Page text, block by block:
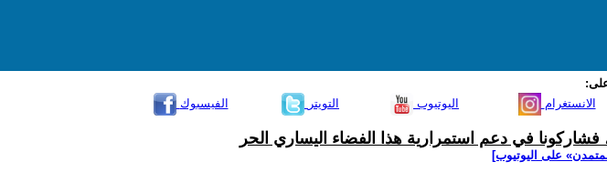
على:
الفيسبوك
التويتر اليوتيوب الانستغرام
فشاركونا في دعم استمرارية هذا الفضاء اليساري الحر
على اليوتيوب]